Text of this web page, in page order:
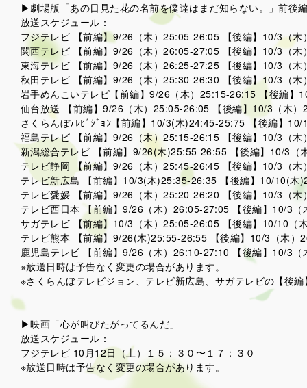
▶劇場版「あの日見た花の名前を僕達はまだ知らない。」前後
放送スケジュール：
フジテレビ 【前編】9/26（木）25:05-26:05 【後編】10/3（
関西テレビ 【前編】9/26（木）26:05-27:05 【後編】10/3（
東海テレビ 【前編】9/26（木）26:25-27:25 【後編】10/3（
秋田テレビ 【前編】9/26（木）25:30-26:30 【後編】10/3（
岩手めんこいテレビ【前編】9/26（木）25:15-26:15 【後編】
仙台放送 【前編】9/26（木）25:05-26:05 【後編】10/3（木
さくらんぼﾃﾚﾋﾞｼﾞｮﾝ【前編】10/3(木)24:45-25:75 【後編】
福島テレビ 【前編】9/26（木）25:15-26:15 【後編】10/3（
新潟総合テレビ 【前編】9/26(木)25:55-26:55 【後編】10/3（
テレビ静岡 【前編】9/26（木）25:45-26:45 【後編】10/3（
テレビ新広島 【前編】10/3(木)25:35-26:35 【後編】10/10(木
テレビ愛媛 【前編】9/26（木）25:20-26:20 【後編】10/3（
テレビ西日本 【前編】9/26（木）26:05-27:05 【後編】10/3
サガテレビ 【前編】10/3（木）25:05-26:05 【後編】10/10（
テレビ熊本 【前編】9/26(木)25:55-26:55 【後編】10/3（木）
鹿児島テレビ 【前編】9/26（木）26:10-27:10 【後編】10/3
※放送日時は予告なく変更の場合があります。
※さくらんぼテレビジョン、テレビ新広島、サガテレビの【後
▶映画「心が叫びたがってるんだ」
放送スケジュール：
フジテレビ 10月12日（土）１５：３０〜１７：３０
※放送日時は予告なく変更の場合があります。